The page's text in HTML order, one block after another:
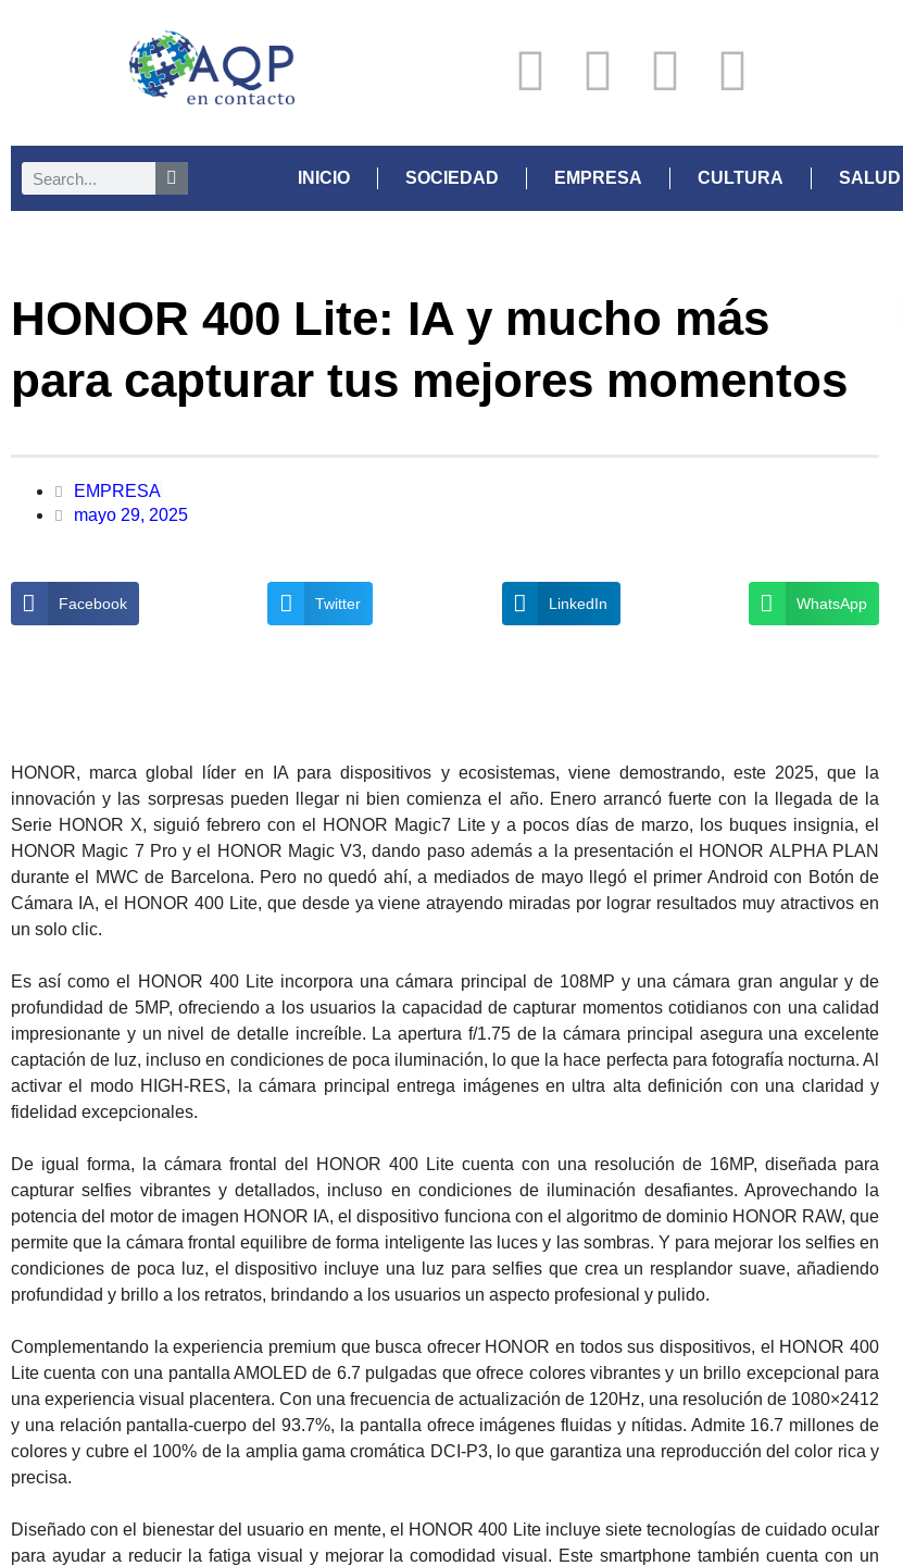
INICIO SOCIEDAD EMPRESA CULTURA SALUD
HONOR 400 Lite: IA y mucho más
para capturar tus mejores momentos
EMPRESA
mayo 29, 2025
Facebook Twitter LinkedIn WhatsApp
HONOR, marca global líder en IA para dispositivos y ecosistemas, viene demostrando, este 2025, que la
innovación y las sorpresas pueden llegar ni bien comienza el año. Enero arrancó fuerte con la llegada de la
Serie HONOR X, siguió febrero con el HONOR Magic7 Lite y a pocos días de marzo, los buques insignia, el
HONOR Magic 7 Pro y el HONOR Magic V3, dando paso además a la presentación el HONOR ALPHA PLAN
durante el MWC de Barcelona. Pero no quedó ahí, a mediados de mayo llegó el primer Android con Botón de
Cámara IA, el HONOR 400 Lite, que desde ya viene atrayendo miradas por lograr resultados muy atractivos en
un solo clic.
Es así como el HONOR 400 Lite incorpora una cámara principal de 108MP y una cámara gran angular y de
profundidad de 5MP, ofreciendo a los usuarios la capacidad de capturar momentos cotidianos con una calidad
impresionante y un nivel de detalle increíble. La apertura f/1.75 de la cámara principal asegura una excelente
captación de luz, incluso en condiciones de poca iluminación, lo que la hace perfecta para fotografía nocturna. Al
activar el modo HIGH-RES, la cámara principal entrega imágenes en ultra alta definición con una claridad y
fidelidad excepcionales.
De igual forma, la cámara frontal del HONOR 400 Lite cuenta con una resolución de 16MP, diseñada para
capturar selfies vibrantes y detallados, incluso en condiciones de iluminación desafiantes. Aprovechando la
potencia del motor de imagen HONOR IA, el dispositivo funciona con el algoritmo de dominio HONOR RAW, que
permite que la cámara frontal equilibre de forma inteligente las luces y las sombras. Y para mejorar los selfies en
condiciones de poca luz, el dispositivo incluye una luz para selfies que crea un resplandor suave, añadiendo
profundidad y brillo a los retratos, brindando a los usuarios un aspecto profesional y pulido.
Complementando la experiencia premium que busca ofrecer HONOR en todos sus dispositivos, el HONOR 400
Lite cuenta con una pantalla AMOLED de 6.7 pulgadas que ofrece colores vibrantes y un brillo excepcional para
una experiencia visual placentera. Con una frecuencia de actualización de 120Hz, una resolución de 1080×2412
y una relación pantalla-cuerpo del 93.7%, la pantalla ofrece imágenes fluidas y nítidas. Admite 16.7 millones de
colores y cubre el 100% de la amplia gama cromática DCI-P3, lo que garantiza una reproducción del color rica y
precisa.
Diseñado con el bienestar del usuario en mente, el HONOR 400 Lite incluye siete tecnologías de cuidado ocular
para ayudar a reducir la fatiga visual y mejorar la comodidad visual. Este smartphone también cuenta con un